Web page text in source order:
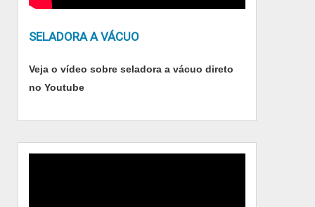
SELADORA A VÁCUO
Veja o vídeo sobre seladora a vácuo direto
no Youtube